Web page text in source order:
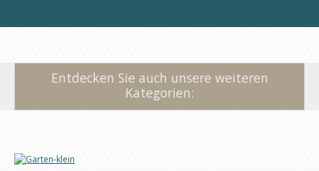
Entdecken Sie auch unsere weiteren
Kategorien: